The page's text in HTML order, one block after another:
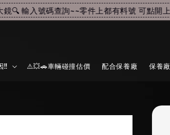
輸入號碼查詢~~零件上都有料號 可點開上方
‼️ ⚠️💥🚗車輛碰撞估價 配合保養廠 保養